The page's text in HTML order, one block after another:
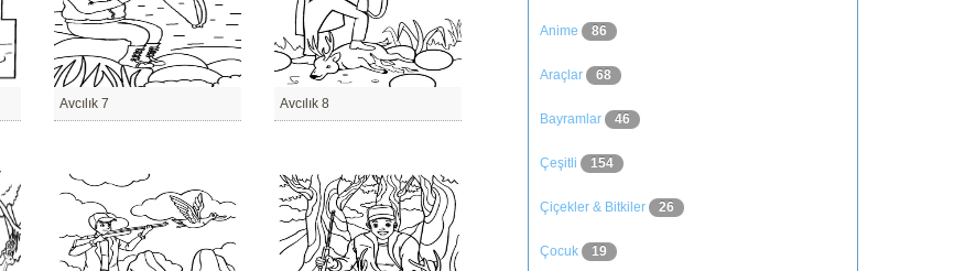
Avcılık 7 Avcılık 8
Anime 86
Araçlar 68
Bayramlar 46
Çeşitli 154
Çiçekler & Bitkiler 26
Çocuk 19